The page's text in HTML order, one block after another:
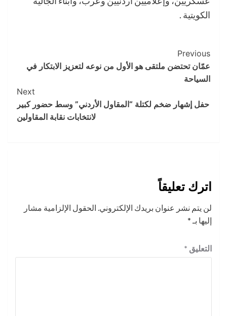
الكويتية .
Post
Navigation
Previous
عمّان تحتضن ملتقى هو الأول من نوعه لتعزيز الابتكار في
السیاحة
Next
حفل إشهار ضخم لكتلة “المقاول الأردني” وسط حضور كبير
لانتخابات نقابة المقاولين
اترك تعليقاً
لن يتم نشر عنوان بريدك الإلكتروني. الحقول الإلزامية مشار
إليها بـ *
التعليق *